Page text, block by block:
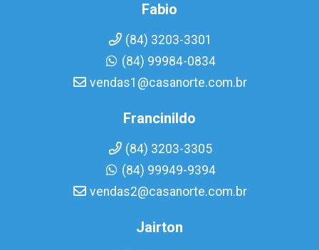
Fabio
(84) 3203-3301
(84) 99984-0834
vendas1@casanorte.com.br
Francinildo
(84) 3203-3305
(84) 99949-9394
vendas2@casanorte.com.br
Jairton